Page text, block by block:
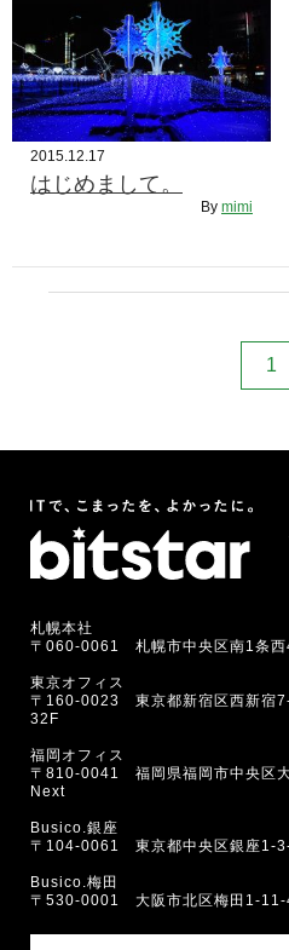
2015.12.17
はじめまして。
By mimi
1
札幌本社
〒060-0061 札幌市中央区南1条西
東京オフィス
〒160-0023 東京都新宿区西新宿
32F
福岡オフィス
〒810-0041 福岡県福岡市中央区
Next
Busico.銀座
〒104-0061 東京都中央区銀座1-
Busico.梅田
〒530-0001 大阪市北区梅田1-11-